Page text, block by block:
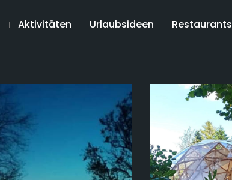
Aktivitäten Urlaubsideen Restaurants